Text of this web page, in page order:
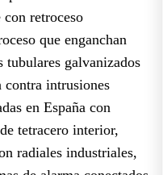
retroceso
que enganchan
galvanizados
contra intrusiones
en España con
tetracero interior,
radiales industriales,